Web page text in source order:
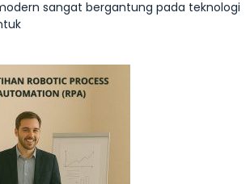
sangat bergantung pada teknologi